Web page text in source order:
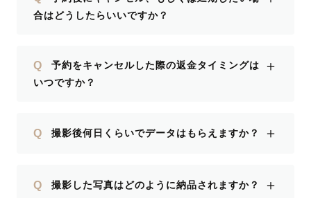
合はどうしたらいいですか？
Q
予約をキャンセルした際の返金タイミングは
いつですか？
＋
Q 撮影後何日くらいでデータはもらえますか？ ＋
Q 撮影した写真はどのように納品されますか？ ＋